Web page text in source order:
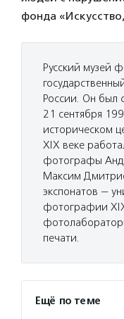
фонда
Русский музей
России. Он был
21 сентября
историческом
XIX веке
фотографы
Максим
экспонатов —
фотографии
печати.
Ещё по теме